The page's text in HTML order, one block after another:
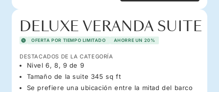
DELUXE VERANDA SUITE
OFERTA POR TIEMPO LIMITADO AHORRE UN 20%
DESTACADOS DE LA CATEGORÍA
Nivel 6, 8, 9 de 9
Tamaño de la suite 345 sq ft
Se prefiere una ubicación entre la mitad del barco